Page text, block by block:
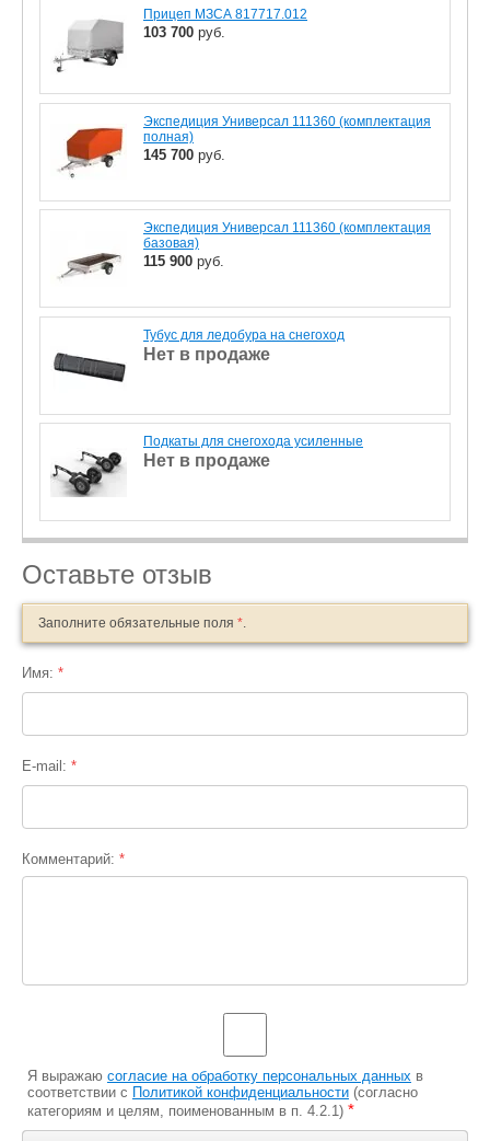
Прицеп МЗСА 817717.012
103 700 руб.
Экспедиция Универсал 111360 (комплектация
полная)
145 700 руб.
Экспедиция Универсал 111360 (комплектация
базовая)
115 900 руб.
Тубус для ледобура на снегоход
Нет в продаже
Подкаты для снегохода усиленные
Нет в продаже
Оставьте отзыв
Заполните обязательные поля *.
Имя: *
E-mail: *
Комментарий: *
Я выражаю согласие на обработку персональных данных в
соответствии с Политикой конфиденциальности (согласно
категориям и целям, поименованным в п. 4.2.1) *